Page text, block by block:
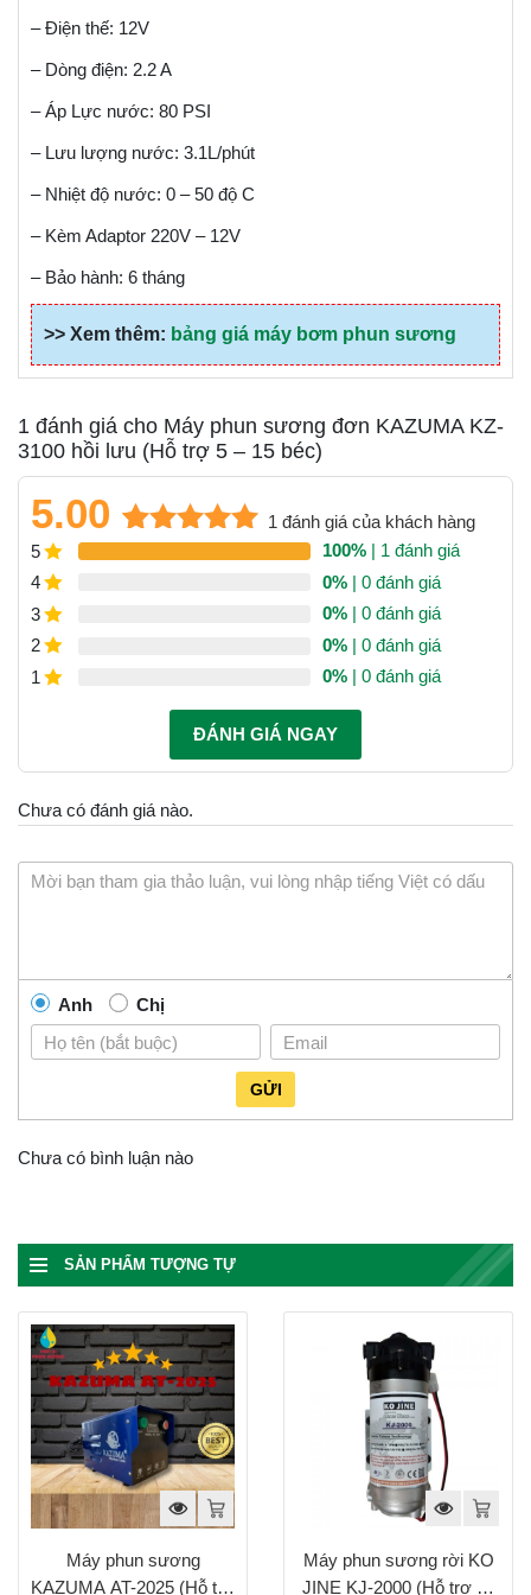
– Điện thế: 12V
– Dòng điện: 2.2 A
– Áp Lực nước: 80 PSI
– Lưu lượng nước: 3.1L/phút
– Nhiệt độ nước: 0 – 50 độ C
– Kèm Adaptor 220V – 12V
– Bảo hành: 6 tháng
>> Xem thêm: bảng giá máy bơm phun sương
1 đánh giá cho Máy phun sương đơn KAZUMA KZ-
3100 hồi lưu (Hỗ trợ 5 – 15 béc)
5.00
5.00trên 5
1
1 đánh giá của khách hàng
5
100% | 1 đánh giá
4
0% | 0 đánh giá
3
0% | 0 đánh giá
2
0% | 0 đánh giá
1
0% | 0 đánh giá
ĐÁNH GIÁ NGAY
Chưa có đánh giá nào.
Anh Chị
GỬI
Chưa có bình luận nào
SẢN PHẨM TƯỢNG TỰ
Máy phun sương
KAZUMA AT-2025 (Hỗ trợ
Máy phun sương rời KO
JINE KJ-2000 (Hỗ trợ 50